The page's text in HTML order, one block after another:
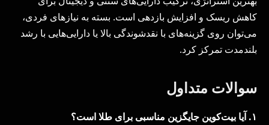
کاهش ریسک و افزایش بازدهی است. بسته به نیازهای فردی،
می‌توان روی گزینه‌های با نقدشوندگی بالا یا دارایی‌هایی با رشد
بلندمدت تمرکز کرد.
سوالات متداول
۱. آیا بیت‌کوین جایگزین مناسبی برای طلا است؟